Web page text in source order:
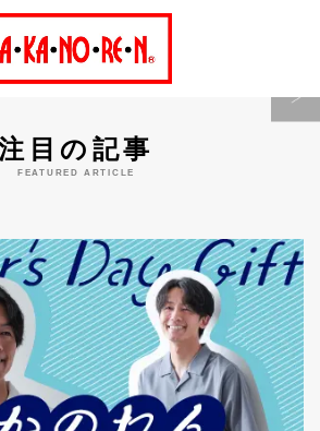
目の記事
FEATURED ARTICLE